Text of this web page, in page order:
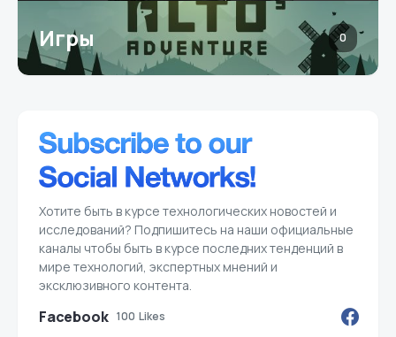
Игры 0
Хотите быть в курсе технологических новостей и
исследований? Подпишитесь на наши официальные
каналы чтобы быть в курсе последних тенденций в
мире технологий, экспертных мнений и
эксклюзивного контента.
Facebook 100 Likes